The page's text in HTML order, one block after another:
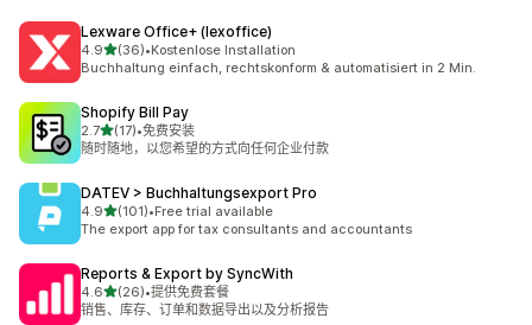
Lexware Office+ (lexoffice)
4.9星（满分 5 星）
(36)
总共 36 条评论
•Kostenlose Installation
Buchhaltung einfach, rechtskonform & automatisiert in 2 Min.
Shopify Bill Pay
2.7星（满分 5 星）
(17)
总共 17 条评论
•免费安装
随时随地，以您希望的方式向任何企业付款
DATEV > Buchhaltungsexport Pro
4.9星（满分 5 星）
(101)
总共 101 条评论
•Free trial available
The export app for tax consultants and accountants
Reports & Export by SyncWith
4.6星（满分 5 星）
(26)
总共 26 条评论
•提供免费套餐
销售、库存、订单和数据导出以及分析报告